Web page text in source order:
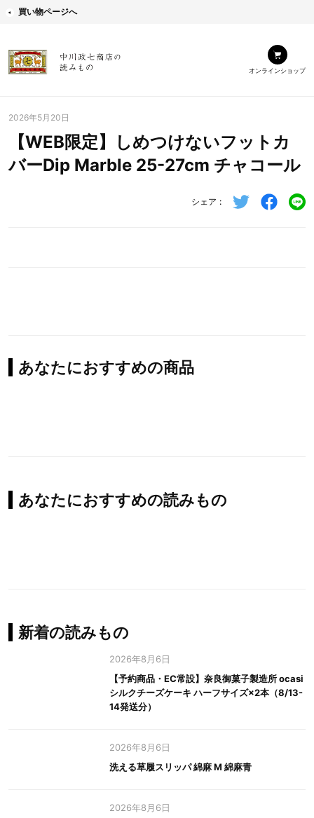
買い物ページへ
オンラインショップ
2026年5月20日
【WEB限定】しめつけないフットカ
バーDip Marble 25-27cm チャコール
シェア
あなたにおすすめの商品
あなたにおすすめの読みもの
新着の読みもの
2026年8月6日
【予約商品・EC常設】奈良御菓子製造所 ocasi
シルクチーズケーキ ハーフサイズ×2本（8/13-
14発送分）
2026年8月6日
洗える草履スリッパ 綿麻 M 綿麻青
2026年8月6日